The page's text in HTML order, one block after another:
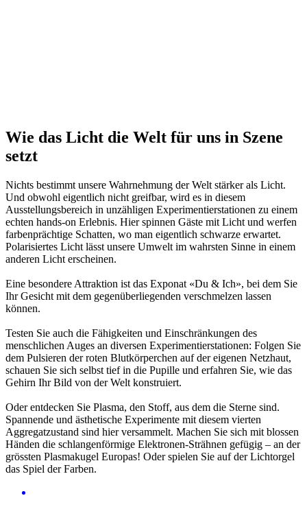
Wie das Licht die Welt für uns in Szene
setzt
Nichts bestimmt unsere Wahrnehmung der Welt stärker als Licht.
Und obwohl eigentlich nicht greifbar, wird es in diesem
Ausstellungsbereich in unzähligen Experimentierstationen zu einem
echten hands-on Erlebnis. Hier spinnen Gäste mit Licht und werfen
farbenprächtige Schatten, wo man eigentlich schwarze erwartet.
Polarisiertes Licht lässt unsere Umwelt im wahrsten Sinne in einem
anderen Licht erscheinen.
Eine besondere Attraktion ist das Exponat «Du & Ich», bei dem Sie
Ihr Gesicht mit dem gegenüberliegenden verschmelzen lassen
können.
Testen Sie auch die Fähigkeiten und Einschränkungen des
menschlichen Auges an diversen Experimentierstationen: Folgen Sie
dem Pulsieren der roten Blutkörperchen auf der eigenen Netzhaut,
schauen Sie sich selbst tief in die Pupille und erfahren Sie, wie das
Gehirn Ihr Bild von der Welt konstruiert.
Oder entdecken Sie Plasma, den Stoff, aus dem die Sterne sind.
Spannende und ästhetische Experimente mit diesem vierten
Aggregatzustand sind hier versammelt. Machen Sie sich mit blossen
Händen die schlangenförmige Elektronen-Strähnen gefügig – an der
grössten Plasmakugel Europas! Oder spielen Sie auf der Lichtorgel
das Spiel der Farben.